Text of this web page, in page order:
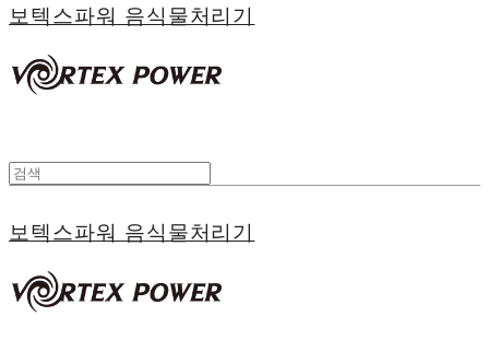
보텍스파워 음식물처리기
보텍스파워 음식물처리기